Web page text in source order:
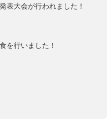
表大会が行われました！
を行いました！